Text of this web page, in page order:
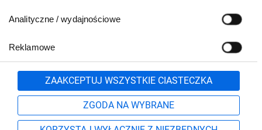
Analityczne / wydajnościowe
Reklamowe
ZAAKCEPTUJ WSZYSTKIE CIASTECZKA
ZGODA NA WYBRANE
801 500 700 lub
71 37 61 600
Formularz kontaktowy